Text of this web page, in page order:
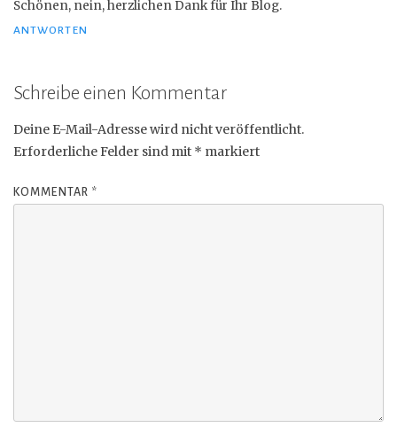
Schönen, nein, herzlichen Dank für Ihr Blog.
ANTWORTEN
Schreibe einen Kommentar
Deine E-Mail-Adresse wird nicht veröffentlicht.
Erforderliche Felder sind mit * markiert
KOMMENTAR *